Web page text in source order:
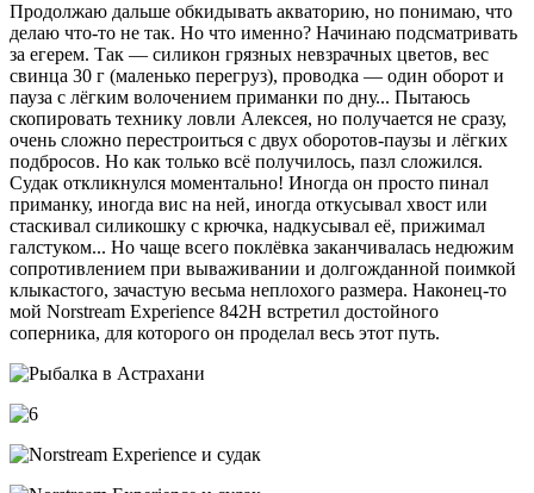
Продолжаю дальше обкидывать акваторию, но понимаю, что
делаю что-то не так. Но что именно? Начинаю подсматривать
за егерем. Так — силикон грязных невзрачных цветов, вес
свинца 30 г (маленько перегруз), проводка — один оборот и
пауза с лёгким волочением приманки по дну... Пытаюсь
скопировать технику ловли Алексея, но получается не сразу,
очень сложно перестроиться с двух оборотов-паузы и лёгких
подбросов. Но как только всё получилось, пазл сложился.
Судак откликнулся моментально! Иногда он просто пинал
приманку, иногда вис на ней, иногда откусывал хвост или
стаскивал силикошку с крючка, надкусывал её, прижимал
галстуком... Но чаще всего поклёвка заканчивалась недюжим
сопротивлением при вываживании и долгожданной поимкой
клыкастого, зачастую весьма неплохого размера. Наконец-то
мой Norstream Experience 842Н встретил достойного
соперника, для которого он проделал весь этот путь.